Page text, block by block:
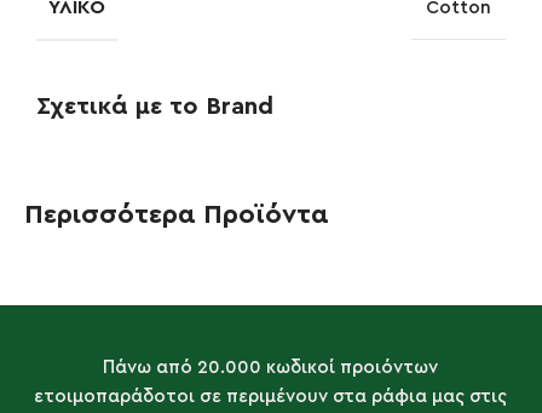
ΥΛΙΚΌ Cotton
Σχετικά με το Brand
Περισσότερα Προϊόντα
Πάνω από 20.000 κωδικοί προιόντων
ετοιμοπαράδοτοι σε περιμένουν στα ράφια μας στις